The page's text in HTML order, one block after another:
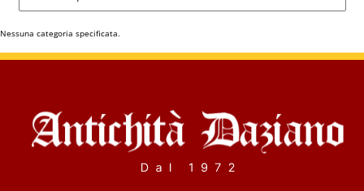
ARMADI
COMÒ E COMODINI
Nessuna categoria specificata.